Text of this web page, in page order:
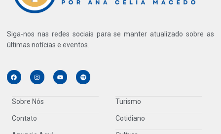
Siga-nos nas redes sociais para se manter atualizado sobre as
últimas notícias e eventos.
Sobre Nós
Contato
Turismo
Cotidiano